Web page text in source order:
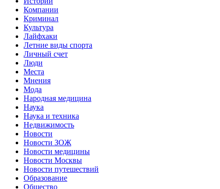
Компании
Криминал
Культура
Лайфхаки
Летние виды спорта
Личный счет
Люди
Места
Мнения
Мода
Народная медицина
Наука
Наука и техника
Недвижимость
Новости
Новости ЗОЖ
Новости медицины
Новости Москвы
Новости путешествий
Образование
Общество